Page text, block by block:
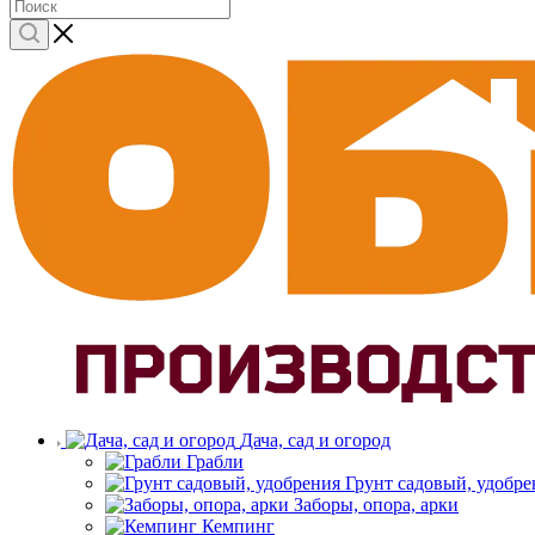
Дача, сад и огород
Грабли
Грунт садовый,
Заборы, опора, арки
Кемпинг